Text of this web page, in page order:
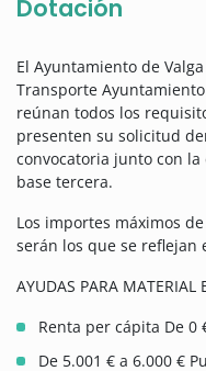
Dotación
El Ayuntamiento de
Transporte
reúnan todos los
presenten su solicitud
convocatoria junto con
base tercera.
Los importes máximos
serán los que se reflejan
AYUDAS PARA MATERIAL
Renta per cápita De 0
De 5.001 € a 6.000 €